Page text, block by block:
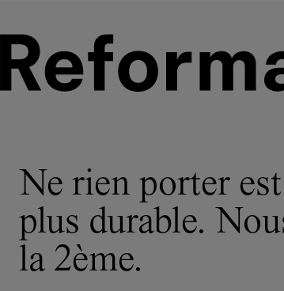
Ne rien porter
plus durable.
la 2ème.